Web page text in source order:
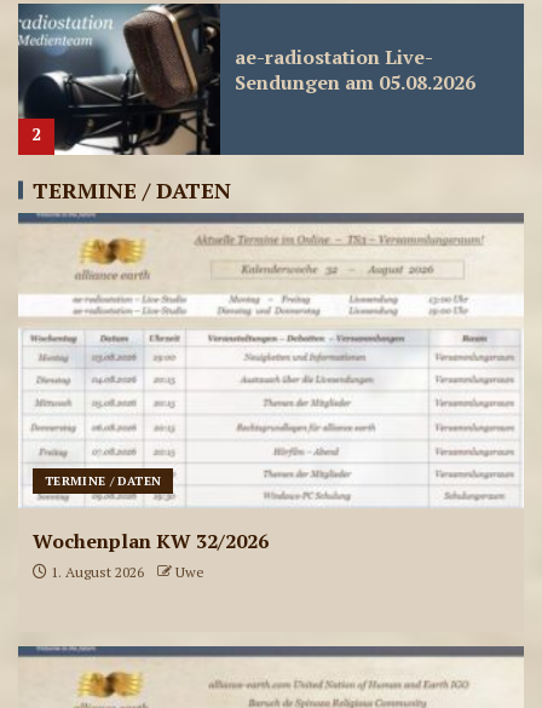
2
3
ae-radiostation Live-
4
ae-radiostation Live-
Sendungen am 03.08.2026
5
ae-radiostation Live-
Sendungen am 31.07.2026
TERMINE / DATEN
TERMINE / DATEN
Wochenplan KW 32/2026
1. August 2026 Uwe